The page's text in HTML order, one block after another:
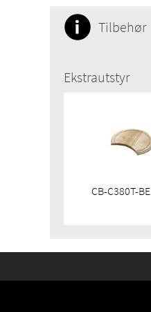
Tilbehør
Ekstrautstyr
CB-C380T-BE